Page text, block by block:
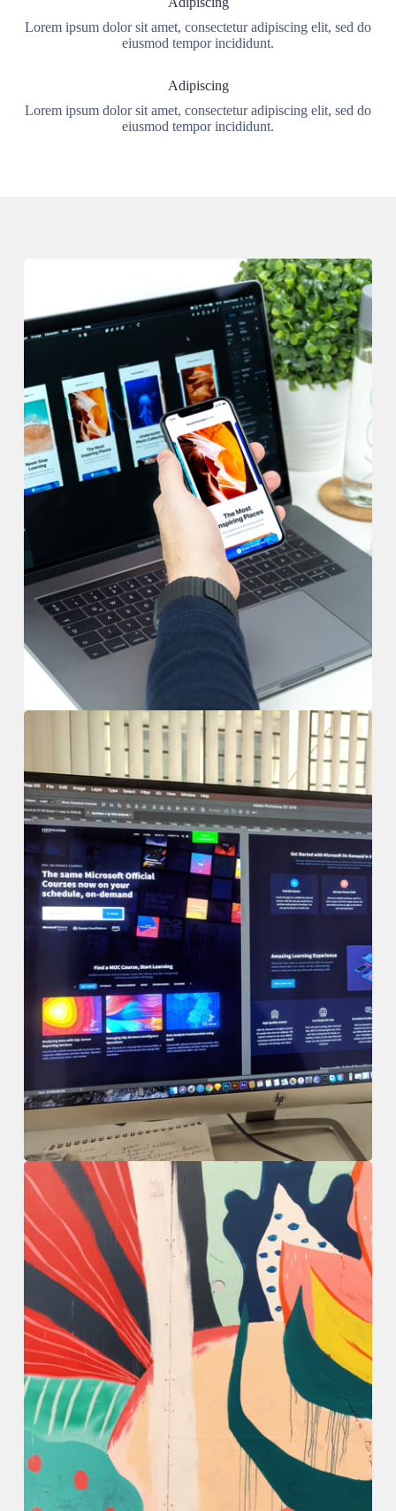
Lorem ipsum dolor sit amet, consectetur adipiscing elit, sed do
eiusmod tempor incididunt.
Adipiscing
Lorem ipsum dolor sit amet, consectetur adipiscing elit, sed do
eiusmod tempor incididunt.